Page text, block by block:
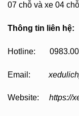
07 chỗ và xe 04
Thông tin liên hệ:
Hotline:
Email:
Website: https://